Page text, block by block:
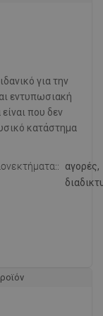
για την
εντυπωσιακή
που δεν
κατάστημα
αγορές,